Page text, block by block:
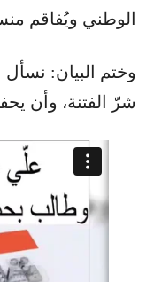
الوطني ويُفاقم
وختم البيان: نسأل
شرّ الفتنة، وأن